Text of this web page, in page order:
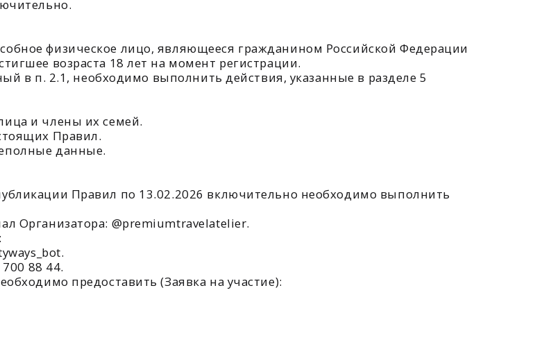
необходимо выполнить действия, указанные в разделе 5
их семей.
Правил.
данные.
Правил по 13.02.2026 включительно необходимо выполнить
@premiumtravelatelier.
предоставить (Заявка на участие):
карту. Участие является бесплатным и не требует совершения
стоимостью 150 000 (Сто пятьдесят тысяч) рублей.